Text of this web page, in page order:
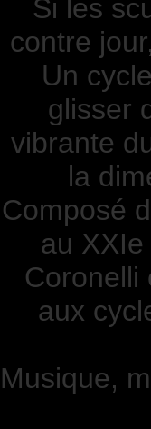
Si les
contre
Un
glisser
vibrante
la
Composé
au
Coronelli
aux
Musique,